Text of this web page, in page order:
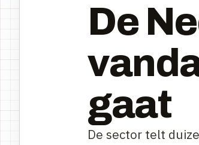
De
gaat
De sector telt